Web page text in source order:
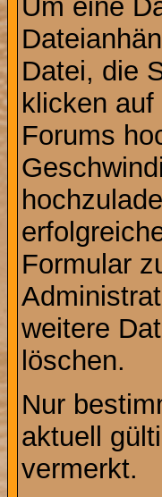
Um eine
Datei, die
klicken
Forums
Formular
weitere
löschen.
Nur
aktuell
vermerkt.